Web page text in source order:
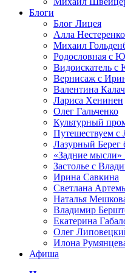
Блоги
Блог Лицея
Алла Нестеренко
Михаил
Родословная с
Видоискатель
Вернисаж с
Валентина
Лариса Хенинен
Олег Гальченко
Культурный
Путешествуем
Лазурный Берег
«Задние
Застолье с
Ирина Савкина
Светлана
Наталья
Владимир
Екатерина
Олег
Илона
Афиша